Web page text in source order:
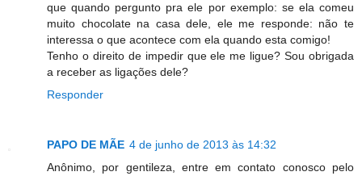
que quando pergunto pra ele por exemplo: se ela comeu
muito chocolate na casa dele, ele me responde: não te
interessa o que acontece com ela quando esta comigo!
Tenho o direito de impedir que ele me ligue? Sou obrigada
a receber as ligações dele?
Responder
PAPO DE MÃE 4 de junho de 2013 às 14:32
Anônimo, por gentileza, entre em contato conosco pelo